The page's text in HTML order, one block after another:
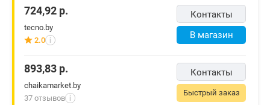
Контакты
В магазин
724,92 р.
tecno.by
2.0 i
Контакты
Быстрый заказ
893,83 р.
chaikamarket.by
37 отзывов i